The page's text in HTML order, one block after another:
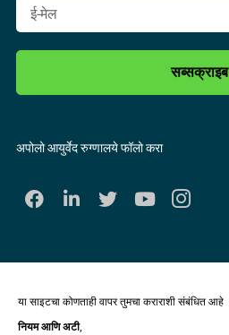
सब्सक्राइब
अपोलो आयुर्वेद रुग्णालये फॉलो करा
या साइटचा कोणताही वापर तुमचा कराराशी संबंधित आहे
नियम आणि अटी,